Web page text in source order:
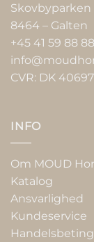
Skovbyparken
8464 – Galten
+45 41 59 88 88
CVR: DK
INFO
Om MOUD
Katalog
Ansvarlighed
Kundeservice